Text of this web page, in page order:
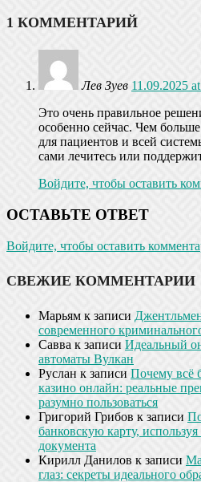
1 КОММЕНТАРИЙ
Лев Зуев 11.09.2025
Это очень правильное
особенно сейчас. Чем
для пациентов и всей
сами лечитесь или
Войдите, чтобы оставить
ОСТАВЬТЕ ОТВЕТ
Войдите, чтобы оставить
СВЕЖИЕ КОММЕНТАРИИ
Марьям к записи
современного
Савва к записи Идеальный
автоматы Вулкан
Руслан к записи Почему всё
казино онлайн: реальные
разумно пользоваться
Григорий Грибов к записи
банковскую карту,
документа
Кирилл Данилов к записи
глаз: секреты идеального